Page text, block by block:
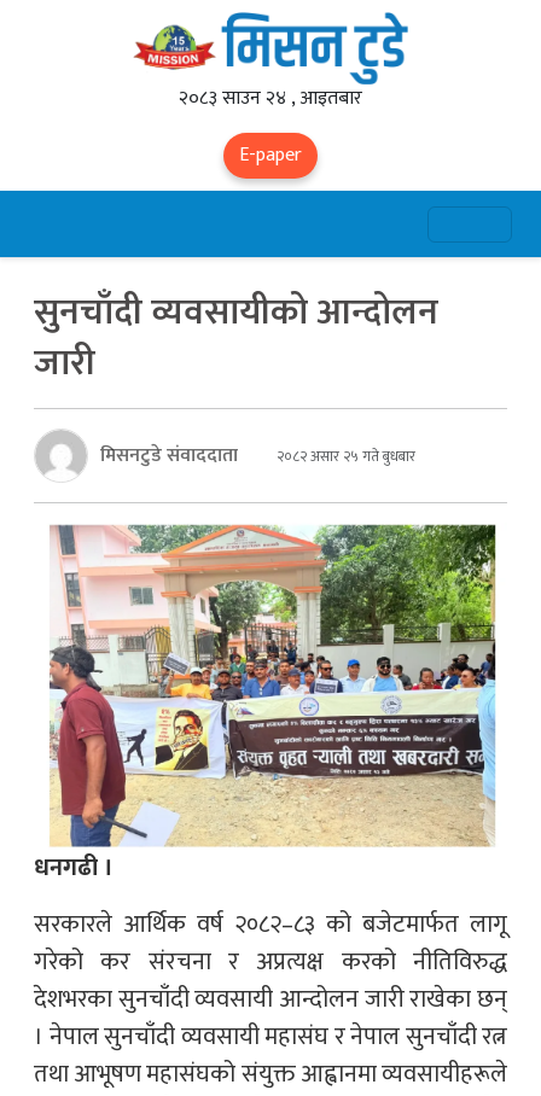
२०८३ साउन २४ , आइतबार
E-paper
सुनचाँदी व्यवसायीको आन्दोलन
जारी
मिसनटुडे संवाददाता २०८२ असार २५ गते बुधबार
धनगढी ।
सरकारले आर्थिक वर्ष २०८२–८३ को बजेटमार्फत लागू
गरेको कर संरचना र अप्रत्यक्ष करको नीतिविरुद्ध
देशभरका सुनचाँदी व्यवसायी आन्दोलन जारी राखेका छन्
। नेपाल सुनचाँदी व्यवसायी महासंघ र नेपाल सुनचाँदी रत्न
तथा आभूषण महासंघको संयुक्त आह्वानमा व्यवसायीहरूले